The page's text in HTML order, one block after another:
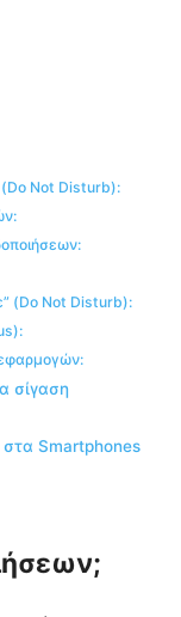
(Do Not Disturb):
(Do Not Disturb):
σίγαση
στα Smartphones